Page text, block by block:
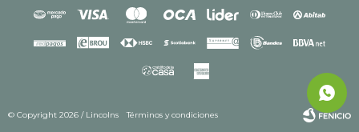
© Copyright 2026 / Lincolns Términos y condiciones